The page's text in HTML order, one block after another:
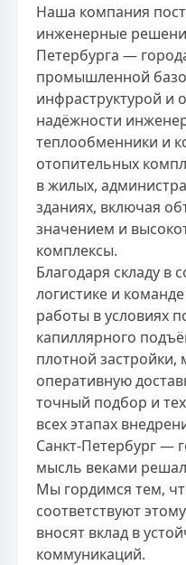
Наша компания
инженерные
Петербурга —
промышленной
инфраструктурой и
надёжности
теплообменники и
отопительных
в жилых,
зданиях, включая
значением и
комплексы.
Благодаря складу в
логистике и
работы в условиях
капиллярного
плотной
оперативную
точный подбор и
всех этапах
Санкт-Петербург —
мысль веками
Мы гордимся тем,
соответствуют
вносят вклад в
коммуникаций.